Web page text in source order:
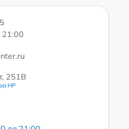
21:00
251В
HP